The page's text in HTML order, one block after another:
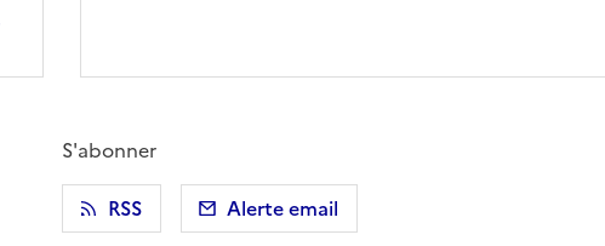
S'abonner
RSS
Alerte email